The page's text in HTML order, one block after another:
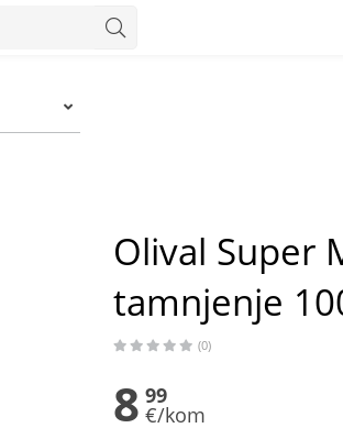
Olival Super
tamnjenje
(0)
8 99
€/kom